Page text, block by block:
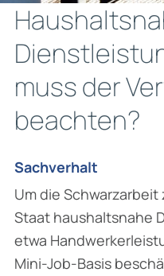
muss der
beachten?
Sachverhalt
Um die
Staat haushaltsnahe
etwa
Mini-Job-Basis